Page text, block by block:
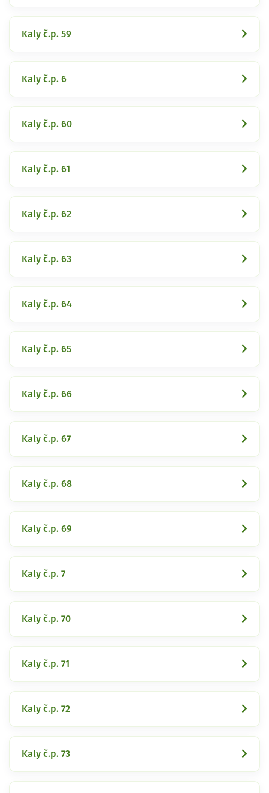
Kaly č.p. 59
Kaly č.p. 6
Kaly č.p. 60
Kaly č.p. 61
Kaly č.p. 62
Kaly č.p. 63
Kaly č.p. 64
Kaly č.p. 65
Kaly č.p. 66
Kaly č.p. 67
Kaly č.p. 68
Kaly č.p. 69
Kaly č.p. 7
Kaly č.p. 70
Kaly č.p. 71
Kaly č.p. 72
Kaly č.p. 73